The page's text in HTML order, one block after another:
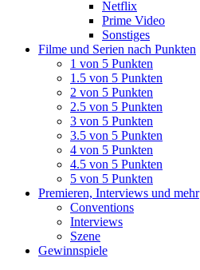
Netflix
Prime Video
Sonstiges
Filme und Serien nach Punkten
1 von 5 Punkten
1.5 von 5 Punkten
2 von 5 Punkten
2.5 von 5 Punkten
3 von 5 Punkten
3.5 von 5 Punkten
4 von 5 Punkten
4.5 von 5 Punkten
5 von 5 Punkten
Premieren, Interviews und mehr
Conventions
Interviews
Szene
Gewinnspiele